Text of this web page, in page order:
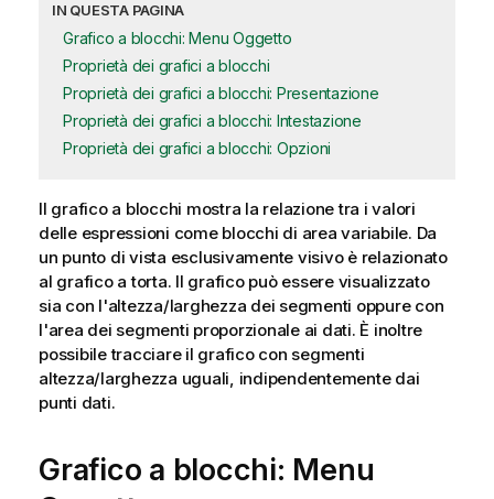
IN QUESTA PAGINA
Grafico a blocchi: Menu Oggetto
Proprietà dei grafici a blocchi
Proprietà dei grafici a blocchi: Presentazione
Proprietà dei grafici a blocchi: Intestazione
Proprietà dei grafici a blocchi: Opzioni
Il grafico a blocchi mostra la relazione tra i valori
delle espressioni come blocchi di area variabile. Da
un punto di vista esclusivamente visivo è relazionato
al grafico a torta. Il grafico può essere visualizzato
sia con l'altezza/larghezza dei segmenti oppure con
l'area dei segmenti proporzionale ai dati. È inoltre
possibile tracciare il grafico con segmenti
altezza/larghezza uguali, indipendentemente dai
punti dati.
Grafico a blocchi: Menu